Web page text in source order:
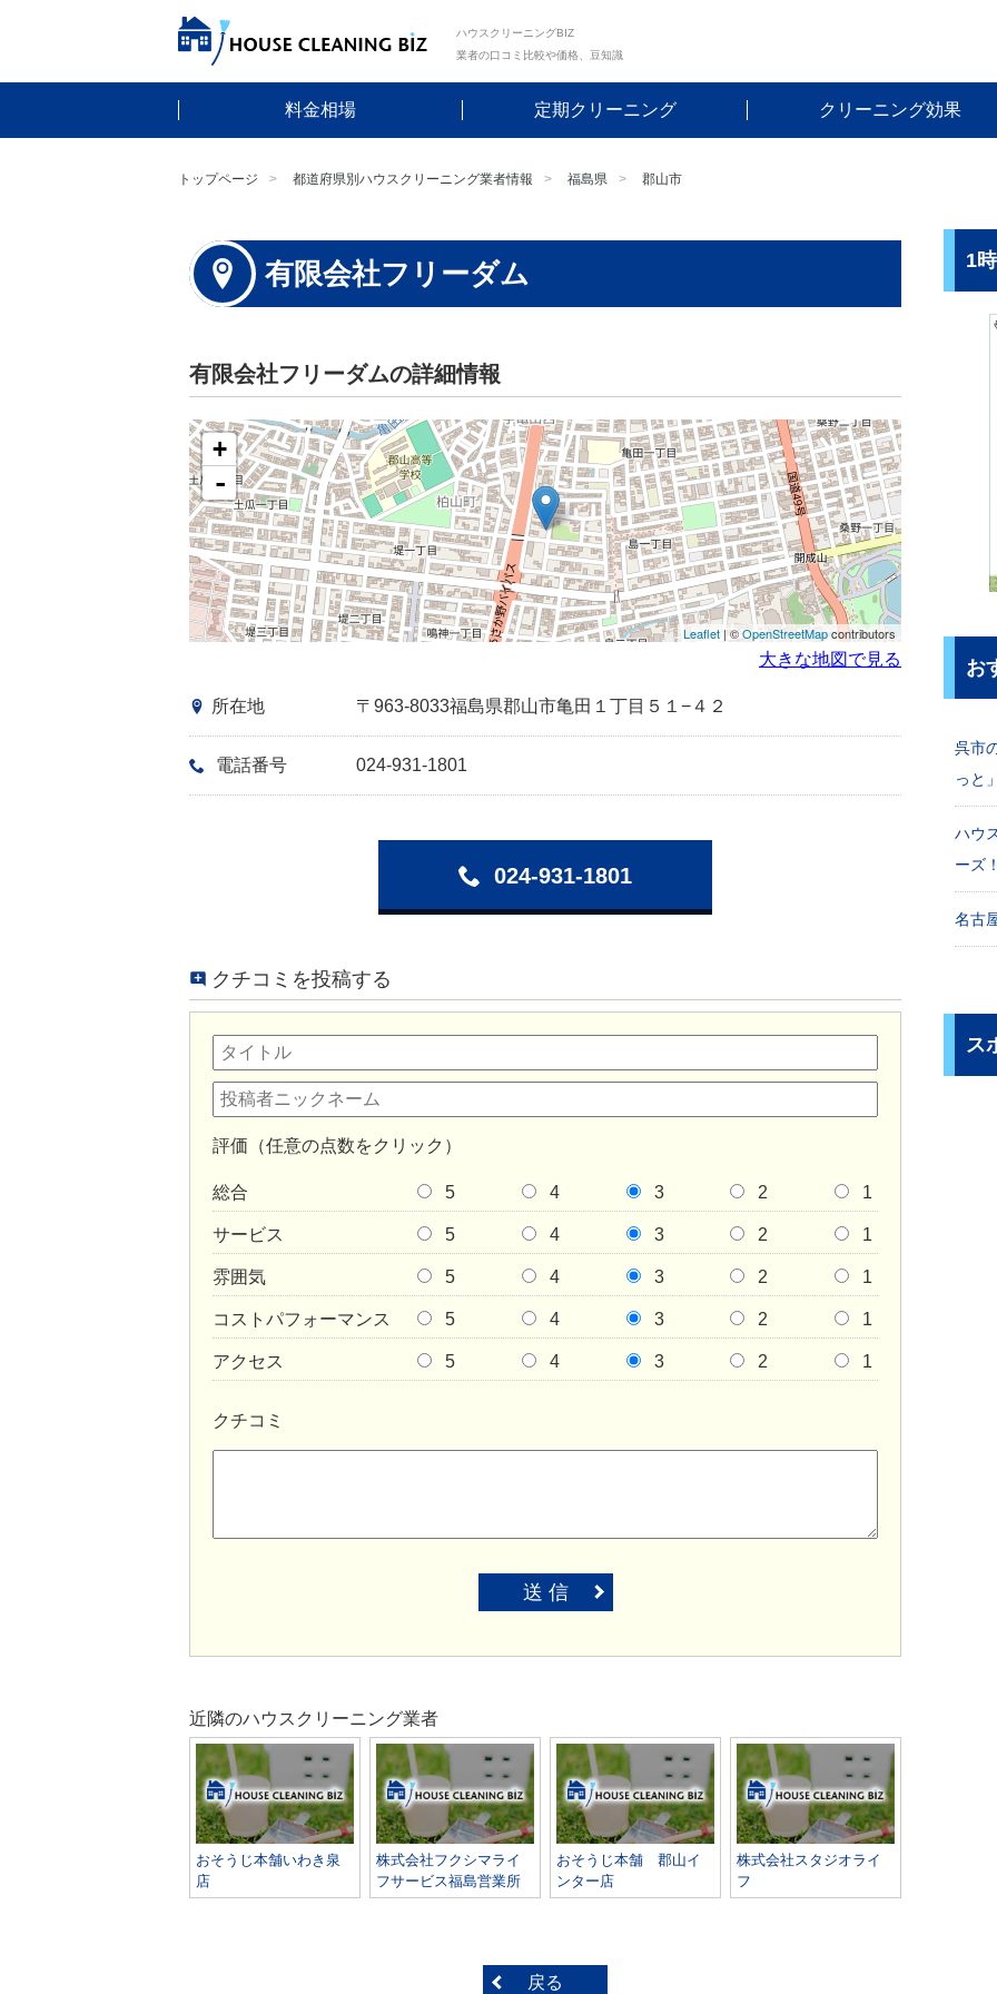
ハウスクリーニングBIZ
業者の口コミ比較や価格、豆知識
料金相場 定期クリーニング クリーニング効果
トップページ 都道府県別ハウスクリーニング業者情報 福島県 郡山市
有限会社フリーダム
有限会社フリーダムの詳細情報
+
-
Leaflet | ©OpenStreetMapcontributors
大きな地図で見る
所在地 〒963-8033福島県郡山市亀田１丁目５１−４２
電話番号 024-931-1801
024-931-1801
クチコミを投稿する
評価（任意の点数をクリック）
総合 5 4 3 2 1
サービス 5 4 3 2 1
雰囲気 5 4 3 2 1
コストパフォーマンス 5 4 3 2 1
アクセス 5 4 3 2 1
クチコミ
送 信
近隣のハウスクリーニング業者
おそうじ本舗いわき泉
店
株式会社フクシマライ
フサービス福島営業所
おそうじ本舗 郡山イ
ンター店
株式会社スタジオライ
フ
戻る
1
お
呉市
っと」
ハウ
ーズ！
名古
ス